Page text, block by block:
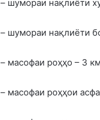
– шумораи нақлиёти
– шумораи нақлиёти
– масофаи роҳҳо – 3 км
– масофаи роҳҳои